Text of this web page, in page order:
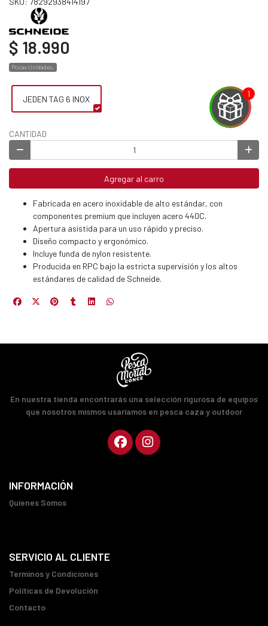
JUGAR
$ 18.990
Pocas Unidades.
JEDEN TAG 6 INOX
CANTIDAD
Agregar al carro
Fabricada en acero inoxidable de alto estándar, con
componentes premium que incluyen acero 440C.
Apertura asistida para un uso rápido y preciso.
Diseño compacto y ergonómico.
Incluye funda de nylon resistente.
Producida en RPC bajo la estricta supervisión y los altos
estándares de calidad de Schneide.
En nuestra tienda encontrarás una selección rigurosa de equipos
que nosotros mismos usaríamos en pesca caza y outdoor
INFORMACIÓN
Quienes Somos
SERVICIO AL CLIENTE
Terminos y Condiciones
Políticas de Devolución
Contacto